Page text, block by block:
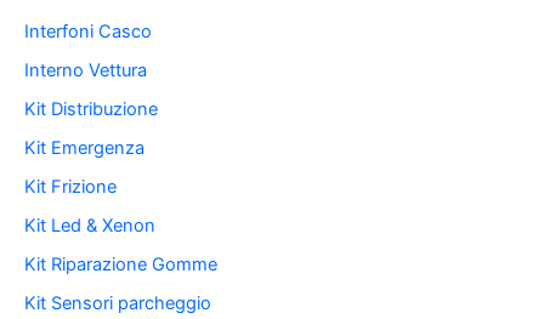
Interfoni Casco
Interno Vettura
Kit Distribuzione
Kit Emergenza
Kit Frizione
Kit Led & Xenon
Kit Riparazione Gomme
Kit Sensori parcheggio